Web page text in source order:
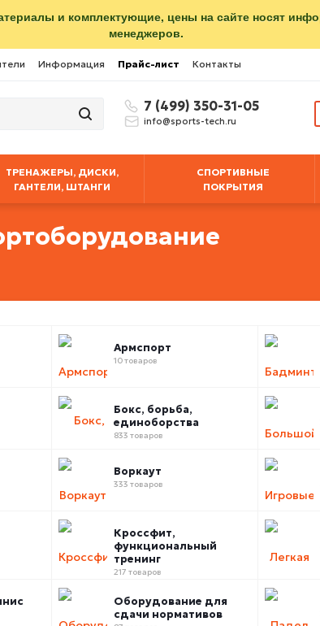
и комплектующие, цены на сайте носят
менеджеров.
Информация Прайс-лист Контакты
7 (499) 350-31-05
info@sports-tech.ru
ТРЕНАЖЕРЫ, ДИСКИ,
ГАНТЕЛИ, ШТАНГИ
СПОРТИВНЫЕ
ПОКРЫТИЯ
Армспорт
10 товаров
Бокс, борьба,
единоборства
833 товаров
Воркаут
333 товаров
Кроссфит,
функциональный
тренинг
217 товаров
Оборудование для
сдачи нормативов